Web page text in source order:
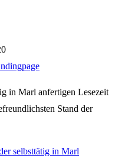
in Marl anfertigen Lesezeit
Stand der
selbsttätig in Marl